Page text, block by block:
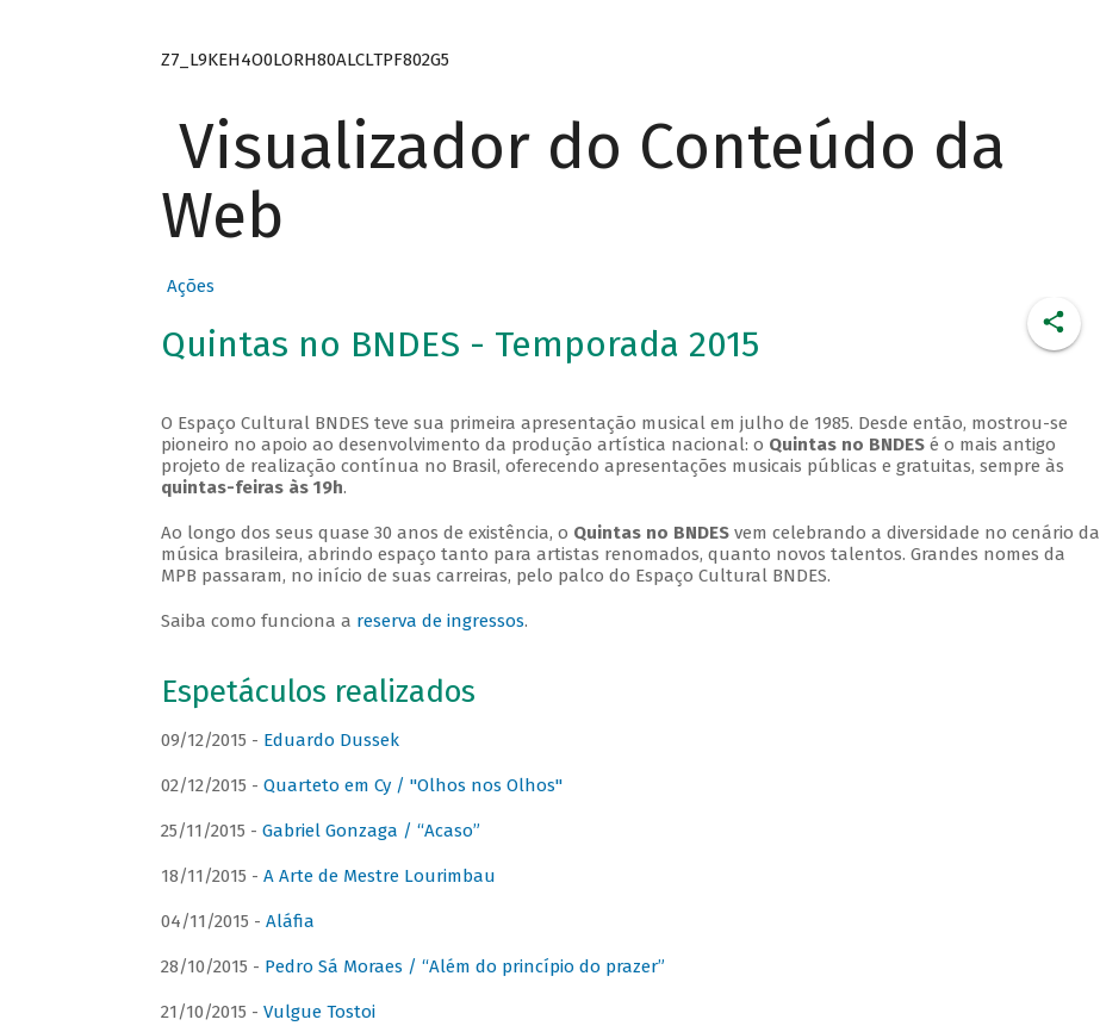
Z7_L9KEH4O0LORH80ALCLTPF802G5
Visualizador do Conteúdo da
Web
Ações
Quintas no BNDES - Temporada 2015
O Espaço Cultural BNDES teve sua primeira apresentação musical em julho de 1985. Desde então, mostrou-se
pioneiro no apoio ao desenvolvimento da produção artística nacional: o Quintas no BNDESé o mais antigo
projeto de realização contínua no Brasil, oferecendo apresentações musicais públicas e gratuitas, sempre às
quintas-feiras às 19h.
Ao longo dos seus quase 30 anos de existência, o Quintas no BNDESvem celebrando a diversidade no cenário da
música brasileira, abrindo espaço tanto para artistas renomados, quanto novos talentos. Grandes nomes da
MPB passaram, no início de suas carreiras, pelo palco do Espaço Cultural BNDES.
Saiba como funciona a reserva de ingressos.
Espetáculos realizados
09/12/2015 - Eduardo Dussek
02/12/2015 - Quarteto em Cy / "Olhos nos Olhos"
25/11/2015 - Gabriel Gonzaga / “Acaso”
18/11/2015 - A Arte de Mestre Lourimbau
04/11/2015 - Aláfia
28/10/2015 - Pedro Sá Moraes / “Além do princípio do prazer”
21/10/2015 - Vulgue Tostoi